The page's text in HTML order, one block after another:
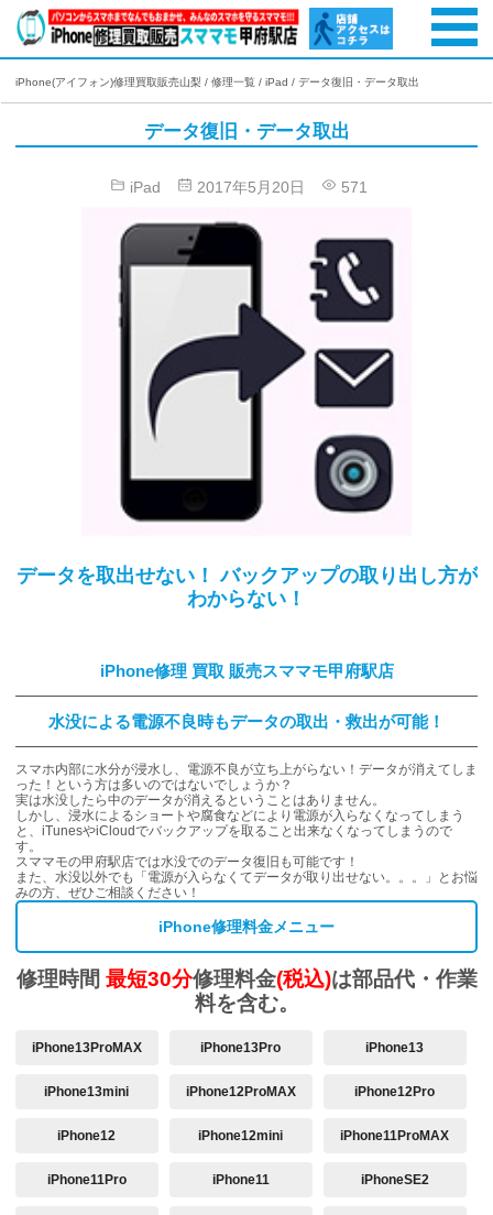
iPhone(アイフォン)修理買取販売山梨 / 修理一覧 / iPad / データ復旧・データ取出
データ復旧・データ取出
iPad 2017年5月20日 571
データを取出せない！ バックアップの取り出し方が
わからない！
iPhone修理 買取 販売スママモ甲府駅店
水没による電源不良時もデータの取出・救出が可能！
スマホ内部に水分が浸水し、電源不良が立ち上がらない！データが消えてしま
った！という方は多いのではないでしょうか？
実は水没したら中のデータが消えるということはありません。
しかし、浸水によるショートや腐食などにより電源が入らなくなってしまう
と、iTunesやiCloudでバックアップを取ること出来なくなってしまうので
す。
スママモの甲府駅店では水没でのデータ復旧も可能です！
また、水没以外でも「電源が入らなくてデータが取り出せない。。。」とお悩
みの方、ぜひご相談ください！
iPhone修理料金メニュー
修理時間 最短30分修理料金(税込)は部品代・作業
料を含む。
iPhone13ProMAX iPhone13Pro iPhone13
iPhone13mini iPhone12ProMAX iPhone12Pro
iPhone12 iPhone12mini iPhone11ProMAX
iPhone11Pro iPhone11 iPhoneSE2